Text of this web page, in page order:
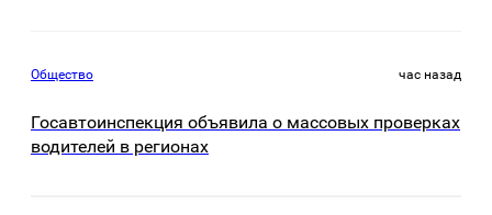
Общество час назад
Госавтоинспекция объявила о массовых проверках
водителей в регионах